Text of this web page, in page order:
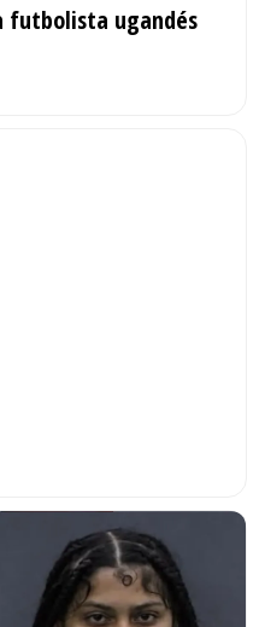
futbolista ugandés